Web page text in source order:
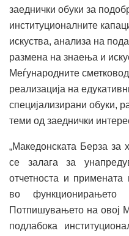
заеднички обуки за
институционалните
искуства, анализа на
размена на знаења и
Меѓународните
реализација на
специјализирани обуки,
теми од заеднички
„Македонската Берза за
се залага за
отчетноста и примената
во
Потпишувањето на овој
подлабока